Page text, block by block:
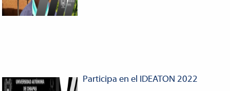
Participa en el IDEATON 2022